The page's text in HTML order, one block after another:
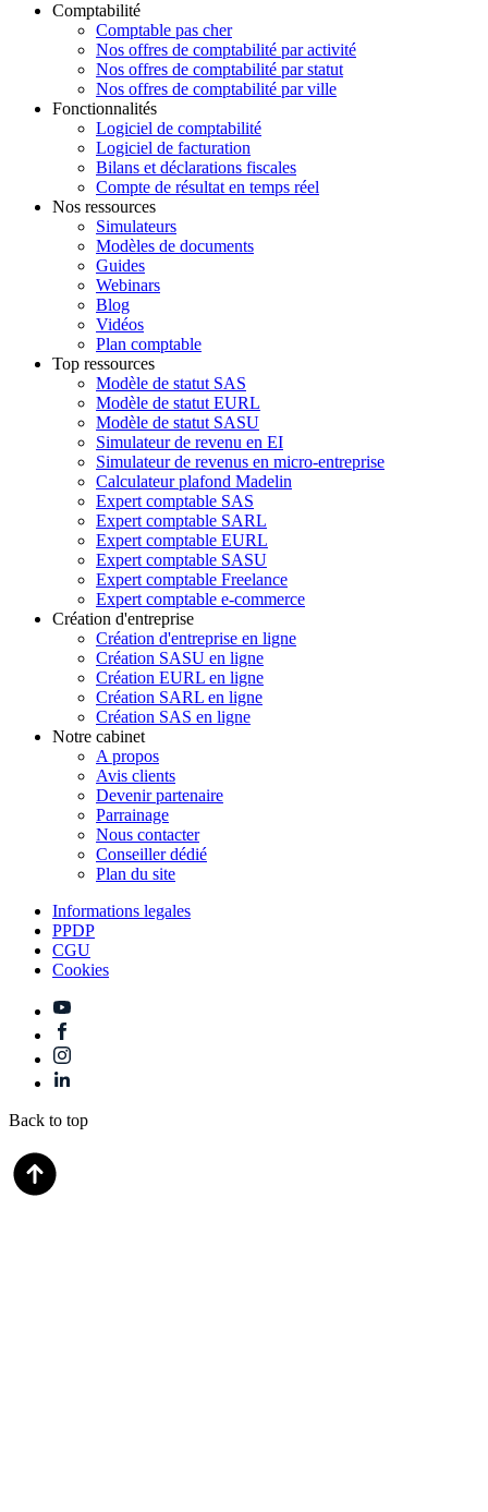
Comptabilité
Comptable pas cher
Nos offres de comptabilité par activité
Nos offres de comptabilité par statut
Nos offres de comptabilité par ville
Fonctionnalités
Logiciel de comptabilité
Logiciel de facturation
Bilans et déclarations fiscales
Compte de résultat en temps réel
Nos ressources
Simulateurs
Modèles de documents
Guides
Webinars
Blog
Vidéos
Plan comptable
Top ressources
Modèle de statut SAS
Modèle de statut EURL
Modèle de statut SASU
Simulateur de revenu en EI
Simulateur de revenus en micro-entreprise
Calculateur plafond Madelin
Expert comptable SAS
Expert comptable SARL
Expert comptable EURL
Expert comptable SASU
Expert comptable Freelance
Expert comptable e-commerce
Création d'entreprise
Création d'entreprise en ligne
Création SASU en ligne
Création EURL en ligne
Création SARL en ligne
Création SAS en ligne
Notre cabinet
A propos
Avis clients
Devenir partenaire
Parrainage
Nous contacter
Conseiller dédié
Plan du site
Informations legales
PPDP
CGU
Cookies
Back to top